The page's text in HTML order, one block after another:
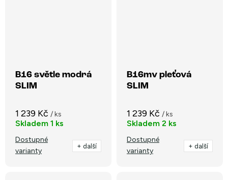
B16 světle modrá
SLIM
1 239 Kč / ks
Skladem 1 ks
Dostupné
varianty
+ další
B16mv pleťová
SLIM
1 239 Kč / ks
Skladem 2 ks
Dostupné
varianty
+ další